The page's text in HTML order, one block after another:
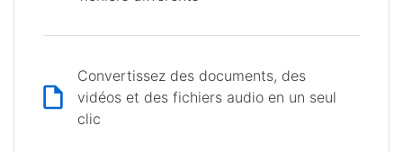
Convertissez des documents, des
vidéos et des fichiers audio en un seul
clic